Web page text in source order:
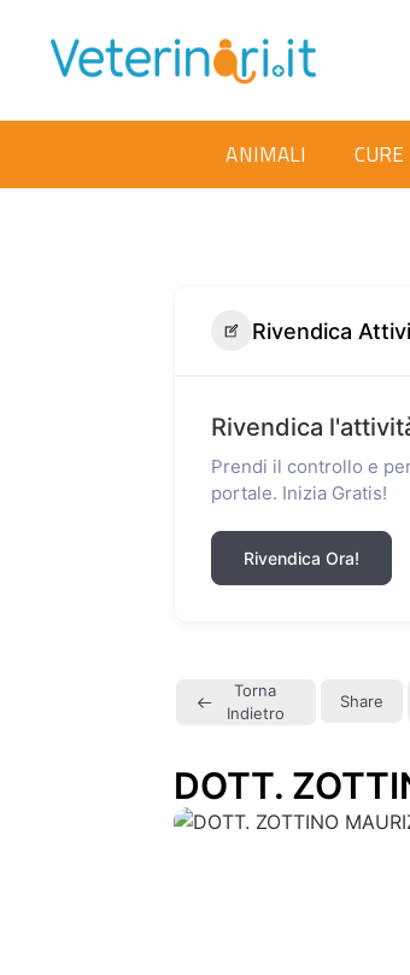
ANIMALI CURE
Rivendica
Rivendica
Prendi il controllo e
portale. Inizia Gratis!
Rivendica Ora!
Torna
Indietro
Share
DOTT.